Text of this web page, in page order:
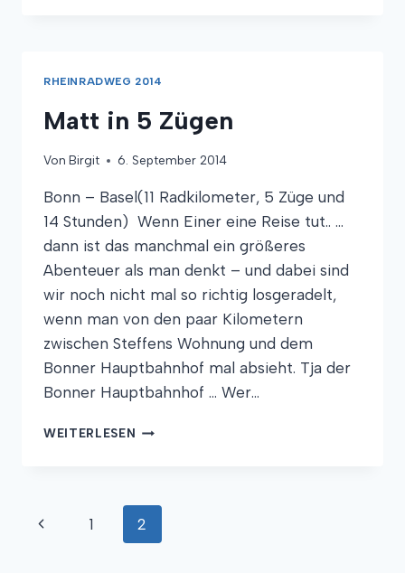
RHEINRADWEG 2014
Matt in 5 Zügen
Von Birgit 6. September 2014
Bonn – Basel(11 Radkilometer, 5 Züge und
14 Stunden) Wenn Einer eine Reise tut.. …
dann ist das manchmal ein größeres
Abenteuer als man denkt – und dabei sind
wir noch nicht mal so richtig losgeradelt,
wenn man von den paar Kilometern
zwischen Steffens Wohnung und dem
Bonner Hauptbahnhof mal absieht. Tja der
Bonner Hauptbahnhof … Wer…
WEITERLESEN MATT
Seitennavigation
Vorherige
1 2